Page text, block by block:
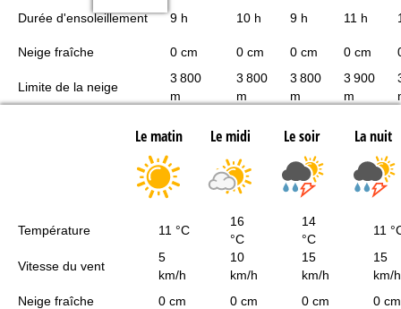
Durée d'ensoleillement
9 h 10 h 9 h 11 h
Neige fraîche 0 cm 0 cm 0 cm 0 cm
Limite de la neige
3 800
m
3 800
m
3 800
m
3 900
m
Le matin Le midi Le soir La nuit
Température 11 °C
16
°C
14
°C
11
Vitesse du vent
5
km/h
10
km/h
15
km/h
15
km/h
Neige fraîche
0 cm 0 cm 0 cm 0 cm